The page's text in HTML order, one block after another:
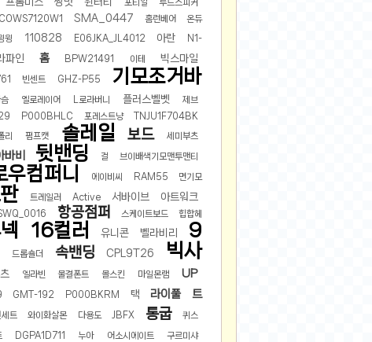
포티알
루드스피커
SMA_0447 홈런베어 온듀
윙 110828 E06JKA_JL4012 아란 N1-
파인 홈 BPW21491 이테
빅스마일
빈센트 GHZ-P55
기모조거바
옐로레이어 L로라버니 플러스벨벳 제브
P000BHLC 포레스트냥 TNJU1F704BK
리 펌프캣 솔레일 보드 세미부츠
비 뒷밴딩 걸 브이배색기모맨투맨티
우컴퍼니 에이비씨 RAM55 면기모
트레일러 Active 서바이브
아트워크
항공점퍼 스케이트보드 힙합헤
16컬러 유니콘 벨라비리
9
드롭숄더 속밴딩 CPL9T26
빅사
엘라빈 물결폰트 몰스킨 마일몬램 UP
GMT-192 P000BKRM 택 라이풀
트
트 와이화살몬 다용도 JBFX 통굽 퀴스
DGPA1D711 누아 어소시에이트 구르미샤